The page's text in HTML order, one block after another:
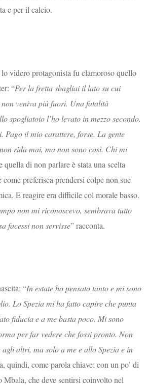
e per il calcio.
videro protagonista fu clamoroso quello
“Per la fretta sbagliai il lato su cui
veniva più fuori. Una fatalità
spogliatoio l’ho levato in mezzo secondo.
Pago il mio carattere, forse. La gente
rida mai, ma non sono così. Chi mi
quella di non parlare è stata una scelta
preferisca prendersi colpe non sue
E reagire era difficile col morale basso.
non mi riconoscevo, sembrava tutto
facessi non servisse” racconta.
“In estate ho pensato tanto e mi sono
Lo Spezia mi ha fatto capire che punta
fiducia e a me basta poco. Mi sono
per far vedere che fossi pronto. Non
altri, ma solo a me e allo Spezia e in
quindi, come parola chiave: con un po’ di
Mbala, che deve sentirsi coinvolto nel